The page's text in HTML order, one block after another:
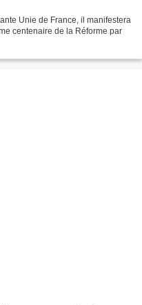
Unie de France, il manifestera
centenaire de la Réforme par